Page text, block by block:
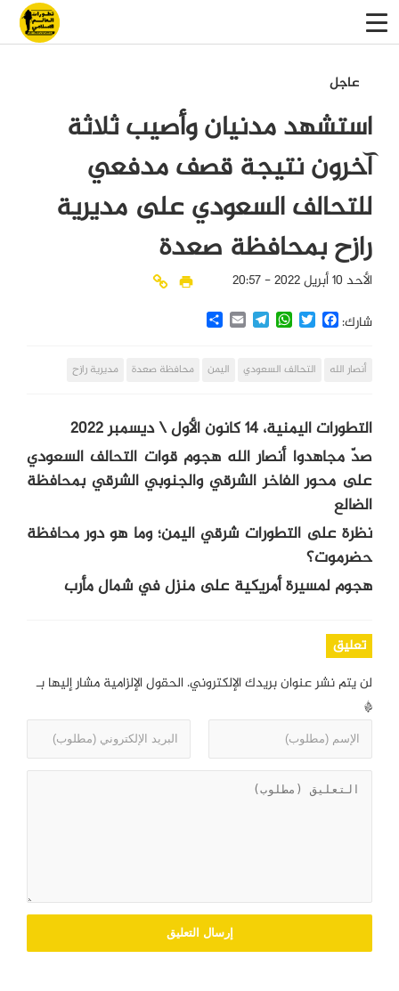
عاجل
استشهد مدنيان وأصيب ثلاثة
آخرون نتيجة قصف مدفعي
للتحالف السعودي على مديرية
رازح بمحافظة صعدة
الأحد 10 أبريل 2022 - 20:57
شارك:
Facebook
Twitter
WhatsApp
Telegram
Email
Share
أنصار الله التحالف السعودي اليمن محافظة صعدة مديرية رازح
التطورات اليمنية، 14 كانون الأول \ ديسمبر 2022
صدّ مجاهدوا أنصار الله هجوم قوات التحالف السعودي
على محور الفاخر الشرقي والجنوبي الشرقي بمحافظة
الضالع
نظرة على التطورات شرقي اليمن؛ وما هو دور محافظة
حضرموت؟
هجوم لمسيرة أمريكية على منزل في شمال مأرب
تعليق
لن يتم نشر عنوان بريدك الإلكتروني. الحقول الإلزامية مشار إليها بـ
*